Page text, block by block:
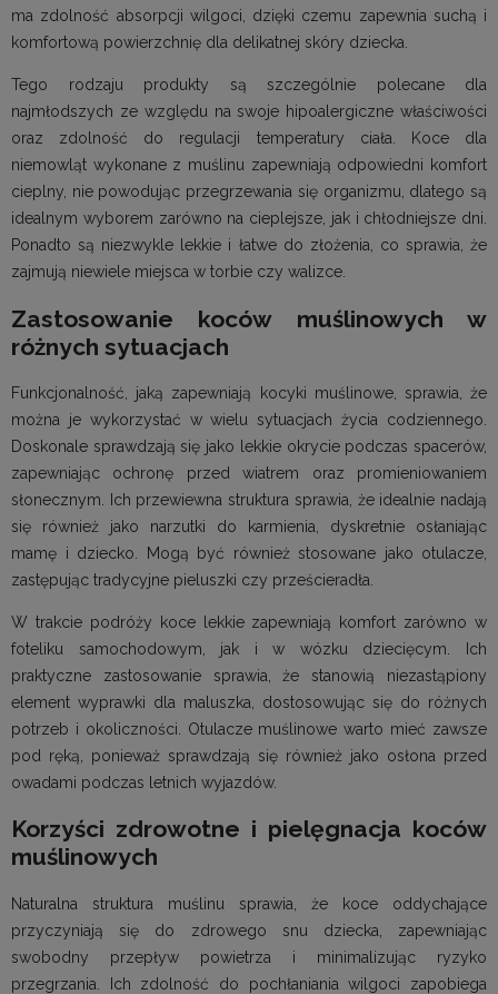
ma zdolność absorpcji wilgoci, dzięki czemu zapewnia suchą i
komfortową powierzchnię dla delikatnej skóry dziecka.
Tego rodzaju produkty są szczególnie polecane dla
najmłodszych ze względu na swoje hipoalergiczne właściwości
oraz zdolność do regulacji temperatury ciała. Koce dla
niemowląt wykonane z muślinu zapewniają odpowiedni komfort
cieplny, nie powodując przegrzewania się organizmu, dlatego są
idealnym wyborem zarówno na cieplejsze, jak i chłodniejsze dni.
Ponadto są niezwykle lekkie i łatwe do złożenia, co sprawia, że
zajmują niewiele miejsca w torbie czy walizce.
Zastosowanie koców muślinowych w
różnych sytuacjach
Funkcjonalność, jaką zapewniają kocyki muślinowe, sprawia, że
można je wykorzystać w wielu sytuacjach życia codziennego.
Doskonale sprawdzają się jako lekkie okrycie podczas spacerów,
zapewniając ochronę przed wiatrem oraz promieniowaniem
słonecznym. Ich przewiewna struktura sprawia, że idealnie nadają
się również jako narzutki do karmienia, dyskretnie osłaniając
mamę i dziecko. Mogą być również stosowane jako otulacze,
zastępując tradycyjne pieluszki czy prześcieradła.
W trakcie podróży koce lekkie zapewniają komfort zarówno w
foteliku samochodowym, jak i w wózku dziecięcym. Ich
praktyczne zastosowanie sprawia, że stanowią niezastąpiony
element wyprawki dla maluszka, dostosowując się do różnych
potrzeb i okoliczności. Otulacze muślinowe warto mieć zawsze
pod ręką, ponieważ sprawdzają się również jako osłona przed
owadami podczas letnich wyjazdów.
Korzyści zdrowotne i pielęgnacja koców
muślinowych
Naturalna struktura muślinu sprawia, że koce oddychające
przyczyniają się do zdrowego snu dziecka, zapewniając
swobodny przepływ powietrza i minimalizując ryzyko
przegrzania. Ich zdolność do pochłaniania wilgoci zapobiega